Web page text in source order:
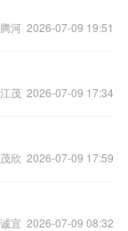
河 2026-07-09 19:51
茂 2026-07-09 17:34
欣 2026-07-09 17:59
宜 2026-07-09 08:32